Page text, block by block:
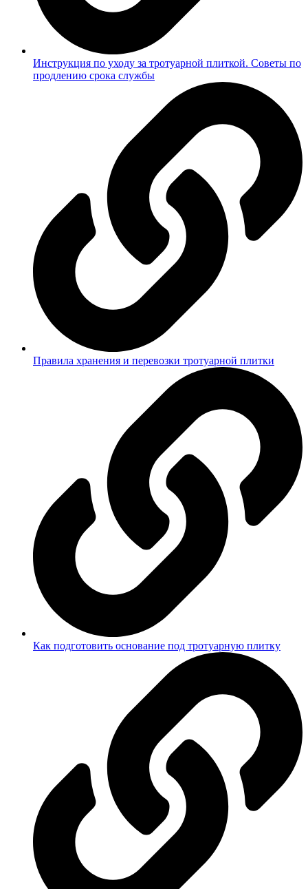
Инструкция по уходу за тротуарной плиткой. Советы по
продлению срока службы
Правила хранения и перевозки тротуарной плитки
Как подготовить основание под тротуарную плитку